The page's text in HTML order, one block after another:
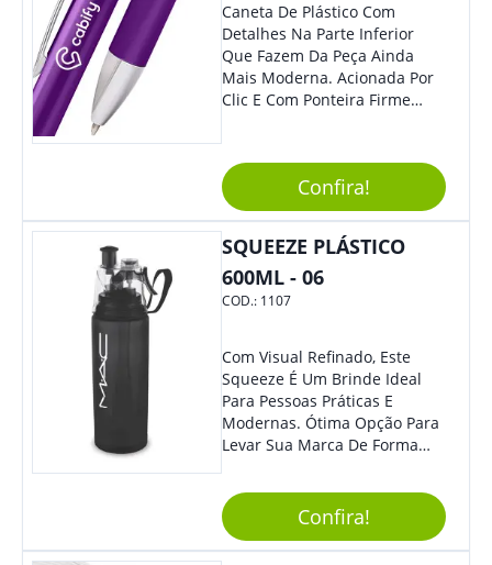
Caneta De Plástico Com
Detalhes Na Parte Inferior
Que Fazem Da Peça Ainda
Mais Moderna. Acionada Por
Clic E Com Ponteira Firme
Confira!
SQUEEZE PLÁSTICO
600ML - 06
COD.: 1107
Com Visual Refinado, Este
Squeeze É Um Brinde Ideal
Para Pessoas Práticas E
Modernas. Ótima Opção Para
Levar Sua Marca De Forma
Sua Empresa Em Eventos,
Reuniões Corporativas Ou Até
Mesmo Para Presentear
Colaboradores E Parceiros De
Confira!